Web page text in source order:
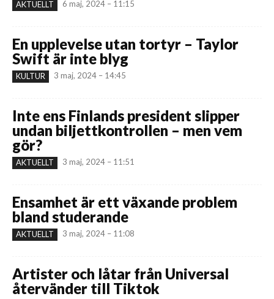
AKTUELLT 6 maj, 2024 – 11:15
En upplevelse utan tortyr – Taylor
Swift är inte blyg
KULTUR 3 maj, 2024 – 14:45
Inte ens Finlands president slipper
undan biljettkontrollen – men vem
gör?
AKTUELLT 3 maj, 2024 – 11:51
Ensamhet är ett växande problem
bland studerande
AKTUELLT 3 maj, 2024 – 11:08
Artister och låtar från Universal
återvänder till Tiktok